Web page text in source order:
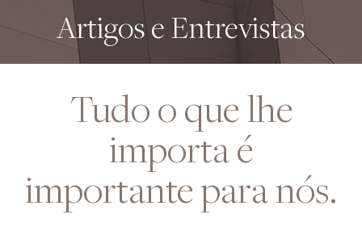
Artigos e Entrevistas
Tudo o que lhe
importa é
importante para nós.